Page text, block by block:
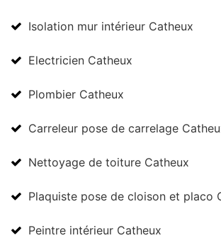
Isolation mur intérieur Catheux
Electricien Catheux
Plombier Catheux
Carreleur pose de carrelage
Nettoyage de toiture Catheux
Plaquiste pose de cloison et placo
Peintre intérieur Catheux